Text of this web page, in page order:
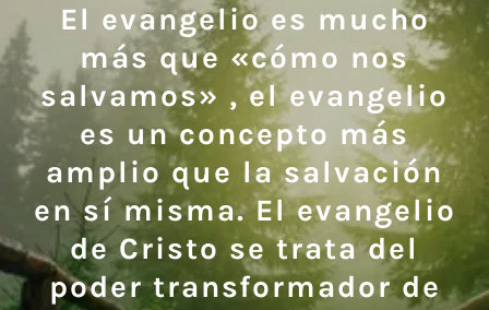
El evangelio es mucho
más que «cómo nos
salvamos» , el evangelio
es un concepto más
amplio que la salvación
en sí misma. El evangelio
de Cristo se trata del
poder transformador de